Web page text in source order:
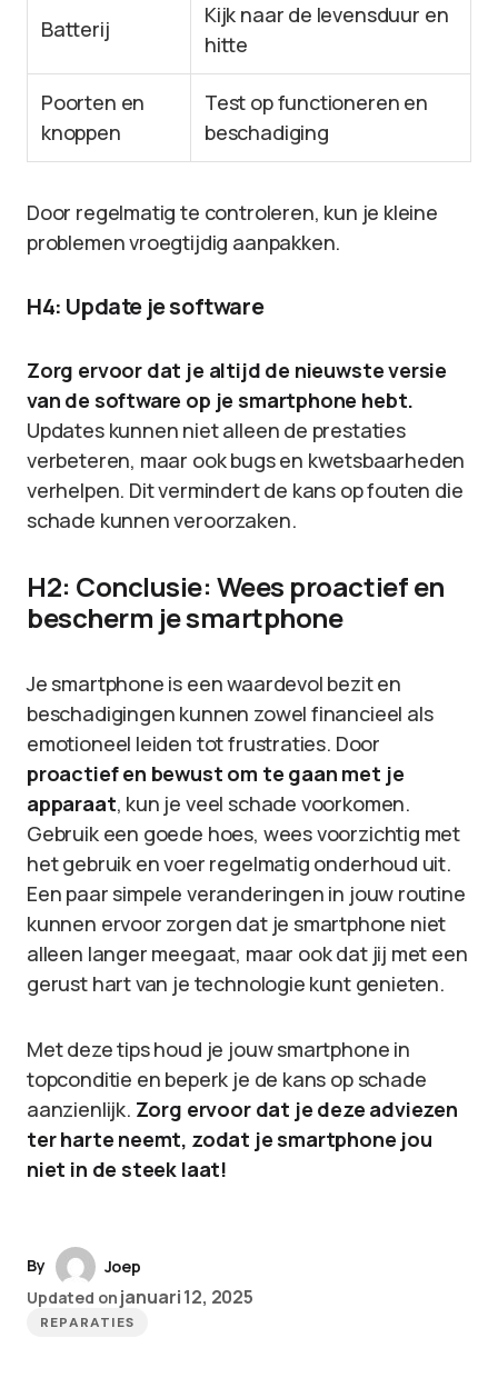
Batterij
Kijk naar de levensduur en
hitte
Poorten en
knoppen
Test op functioneren en
beschadiging
Door regelmatig te controleren, kun je kleine
problemen vroegtijdig aanpakken.
H4: Update je software
Zorg ervoor dat je altijd de nieuwste versie
van de software op je smartphone hebt.
Updates kunnen niet alleen de prestaties
verbeteren, maar ook bugs en kwetsbaarheden
verhelpen. Dit vermindert de kans op fouten die
schade kunnen veroorzaken.
H2: Conclusie: Wees proactief en
bescherm je smartphone
Je smartphone is een waardevol bezit en
beschadigingen kunnen zowel financieel als
emotioneel leiden tot frustraties. Door
proactief en bewust om te gaan met je
apparaat, kun je veel schade voorkomen.
Gebruik een goede hoes, wees voorzichtig met
het gebruik en voer regelmatig onderhoud uit.
Een paar simpele veranderingen in jouw routine
kunnen ervoor zorgen dat je smartphone niet
alleen langer meegaat, maar ook dat jij met een
gerust hart van je technologie kunt genieten.
Met deze tips houd je jouw smartphone in
topconditie en beperk je de kans op schade
aanzienlijk. Zorg ervoor dat je deze adviezen
ter harte neemt, zodat je smartphone jou
niet in de steek laat!
By
Joep
Updated on januari 12, 2025
REPARATIES